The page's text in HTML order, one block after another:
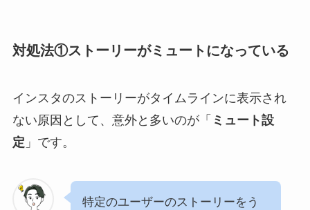
対処法①ストーリーがミュートになっている
インスタのストーリーがタイムラインに表示され
ない原因として、意外と多いのが「 ミュート設
定 」です。
特定のユーザーのストーリーをう